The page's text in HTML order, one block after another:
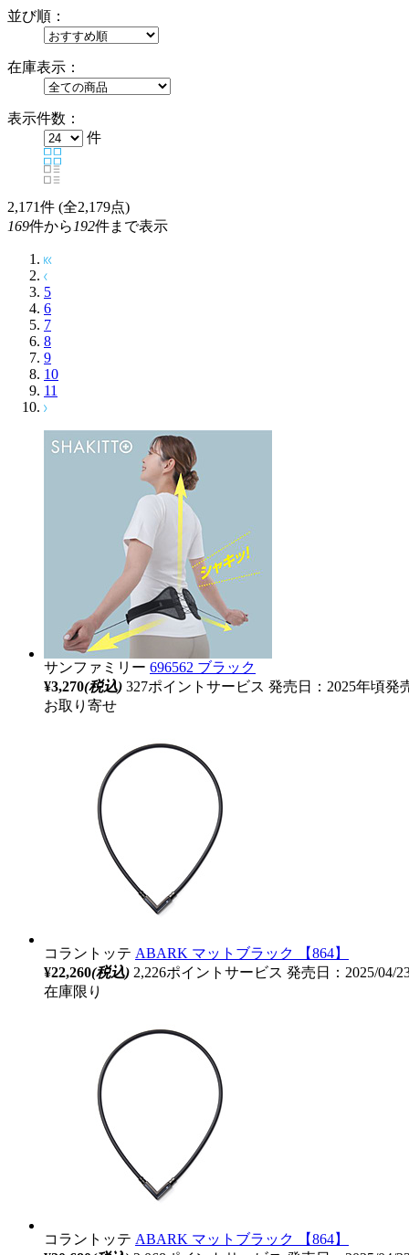
並び順：
在庫表示：
表示件数：
件
2,171件 (全2,179点)
169件から 192件まで表示
5
6
7
8
9
10
11
サンファミリー 696562 ブラック
¥3,270(税込) 327ポイントサービス 発売日：2025年頃発
お取り寄せ
コラントッテ ABARK マットブラック 【864】
¥22,260(税込) 2,226ポイントサービス 発売日：2025/04/
在庫限り
コラントッテ ABARK マットブラック 【864】